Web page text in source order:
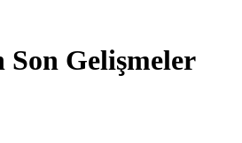
Gelişmeler